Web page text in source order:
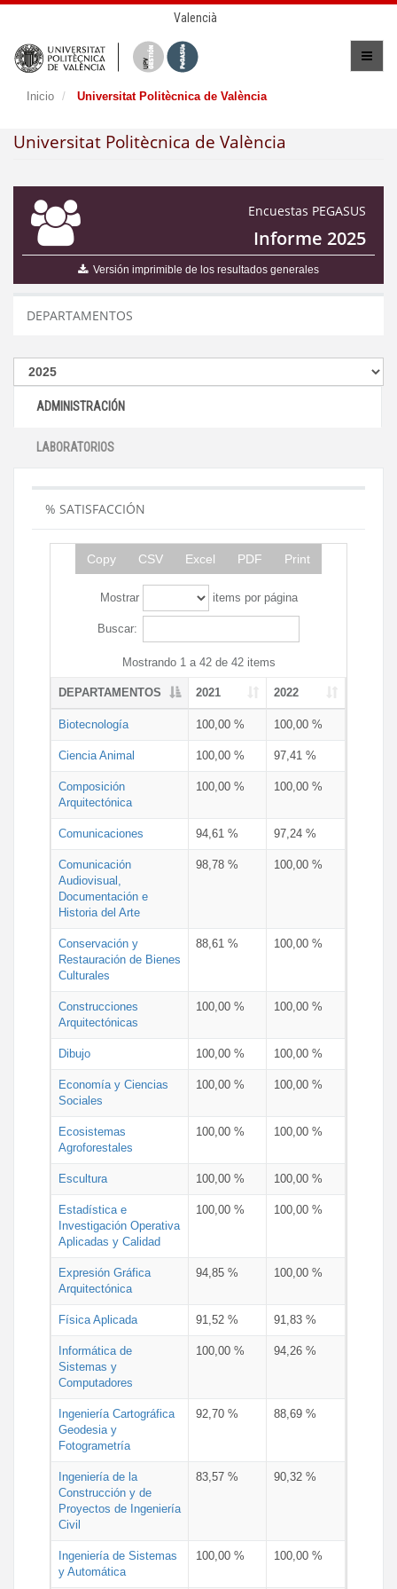
Valencià
Inicio Universitat Politècnica de València
Universitat Politècnica de València
Encuestas PEGASUS
Informe 2025
Versión imprimible de los resultados generales
DEPARTAMENTOS
ADMINISTRACIÓN
LABORATORIOS
% SATISFACCIÓN
Copy CSV Excel PDF Print
Mostrar items por página
Buscar:
Mostrando 1 a 42 de 42 items
DEPARTAMENTOS 2021 2022
Biotecnología 100,00 % 100,00 %
Ciencia Animal 100,00 % 97,41 %
Composición
Arquitectónica
100,00 % 100,00 %
Comunicaciones 94,61 % 97,24 %
Comunicación
Audiovisual,
Documentación e
Historia del Arte
98,78 % 100,00 %
Conservación y
Restauración de Bienes
Culturales
88,61 % 100,00 %
Construcciones
Arquitectónicas
100,00 % 100,00 %
Dibujo 100,00 % 100,00 %
Economía y Ciencias
Sociales
100,00 % 100,00 %
Ecosistemas
Agroforestales
100,00 % 100,00 %
Escultura 100,00 % 100,00 %
Estadística e
Investigación Operativa
Aplicadas y Calidad
100,00 % 100,00 %
Expresión Gráfica
Arquitectónica
94,85 % 100,00 %
Física Aplicada 91,52 % 91,83 %
Informática de
Sistemas y
Computadores
100,00 % 94,26 %
Ingeniería Cartográfica
Geodesia y
Fotogrametría
92,70 % 88,69 %
Ingeniería de la
Construcción y de
Proyectos de Ingeniería
Civil
83,57 % 90,32 %
Ingeniería de Sistemas
y Automática
100,00 % 100,00 %